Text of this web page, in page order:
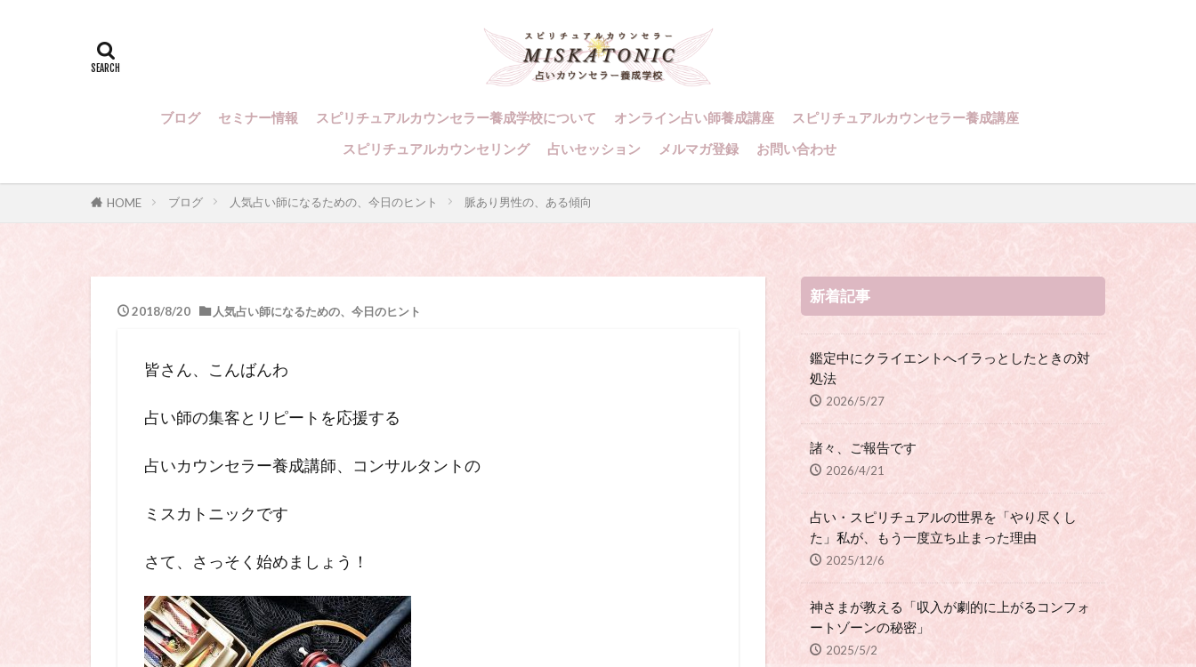
ブログ セミナー情報 スピリチュアルカウンセラー養成学校について オンライン占い師養成講座
スピリチュアルカウンセラー養成講座
スピリチュアルカウンセリング
占いセッション メルマガ登録 お問い合わせ
HOME ブログ 人気占い師になるための、今日のヒント 脈あり男性の、ある傾向
2018/8/20 人気占い師になるための、今日のヒント
皆さん、こんばんわ
占い師の集客とリピートを応援する
占いカウンセラー養成講師、コンサルタントの
ミスカトニックです
さて、さっそく始めましょう！
新着記事
鑑定中にクライエントへイラっとしたときの対
処法
2026/5/27
諸々、ご報告です
2026/4/21
占い・スピリチュアルの世界を「やり尽くし
た」私が、もう一度立ち止まった理由
2025/12/6
神さまが教える「収入が劇的に上がるコンフォ
ートゾーンの秘密」
2025/5/2
スピリチュアル、スピリチュアル・カウンセラー、スピリチュアル・カウンセラーになりたい、スピリチュア
ル・カウンセリング、スピリチュアル・セッション、スピリチュアル・セラピー、スピリチュアルカウンセラ
い、占い講座
占いカウンセリング
スピリチュアルカウンセラー スピリチュアル講座
パワースポット
検索